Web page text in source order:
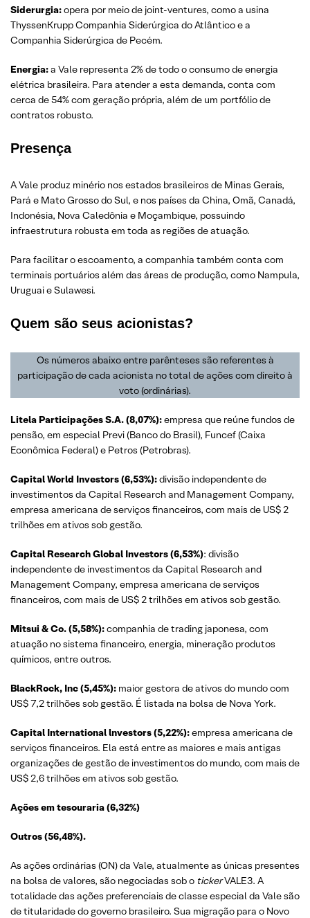
Siderurgia:opera por meio de joint-ventures, como a usina
ThyssenKrupp Companhia Siderúrgica do Atlântico e a
Companhia Siderúrgica de Pecém.
Energia:a Vale representa 2% de todo o consumo de energia
elétrica brasileira. Para atender a esta demanda, conta com
cerca de 54% com geração própria, além de um portfólio de
contratos robusto.
Presença
A Vale produz minério nos estados brasileiros de Minas Gerais,
Pará e Mato Grosso do Sul, e nos países da China, Omã, Canadá,
Indonésia, Nova Caledônia e Moçambique, possuindo
infraestrutura robusta em toda as regiões de atuação.
Para facilitar o escoamento, a companhia também conta com
terminais portuários além das áreas de produção, como Nampula,
Uruguai e Sulawesi.
Quem são seus acionistas?
Os números abaixo entre parênteses são referentes à
participação de cada acionista no total de ações com direito à
voto (ordinárias).
Litela Participações S.A. (8,07%):empresa que reúne fundos de
pensão, em especial Previ (Banco do Brasil), Funcef (Caixa
Econômica Federal) e Petros (Petrobras).
Capital World Investors (6,53%):divisão independente de
investimentos da Capital Research and Management Company,
empresa americana de serviços financeiros, com mais de US$ 2
trilhões em ativos sob gestão.
Capital Research Global Investors (6,53%): divisão
independente de investimentos da Capital Research and
Management Company, empresa americana de serviços
financeiros, com mais de US$ 2 trilhões em ativos sob gestão.
Mitsui & Co. (5,58%):companhia de trading japonesa, com
atuação no sistema financeiro, energia, mineração produtos
químicos, entre outros.
BlackRock, Inc (5,45%): maior gestora de ativos do mundo com
US$ 7,2 trilhões sob gestão. É listada na bolsa de Nova York.
Capital International lnvestors (5,22%):empresa americana de
serviços financeiros. Ela está entre as maiores e mais antigas
organizações de gestão de investimentos do mundo, com mais de
US$ 2,6 trilhões em ativos sob gestão.
Ações em tesouraria (6,32%)
Outros (56,48%).
As ações ordinárias (ON) da Vale, atualmente as únicas presentes
na bolsa de valores, são negociadas sob o tickerVALE3. A
totalidade das ações preferenciais de classe especial da Vale são
de titularidade do governo brasileiro. Sua migração para o Novo